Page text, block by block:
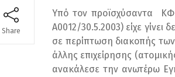
Share
Υπό τον προϊσχύσαντα
Α0012/30.5.2003) είχε
σε περίπτωση διακοπής των
άλλης επιχείρησης
ανακάλεσε την ανωτέρω